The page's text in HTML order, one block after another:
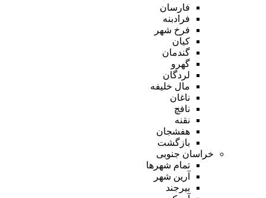
فارسان
فرادبنه
فرخ شهر
کیان
گندمان
گهرو
لردگان
مال خلیفه
ناغان
نافچ
نقنه
هفشجان
بازگشت
خراسان جنوبی
تمام شهر‌ها
آرین شهر
بیرجند